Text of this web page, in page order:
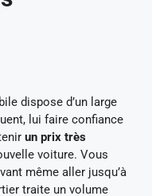
dispose d’un large
lui faire confiance
un prix très
voiture. Vous
même aller jusqu’à
traite un volume